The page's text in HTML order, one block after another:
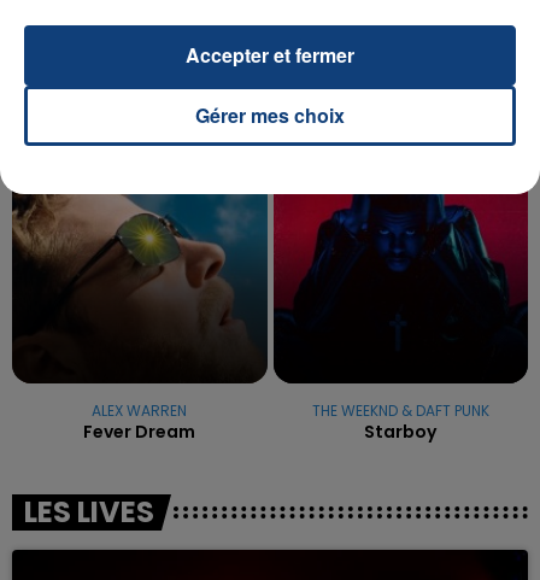
reconnu sa responsabilité et présenté ses
TITRES DIFFUSÉS
ALEX WARREN
Fever Dream
THE WEEKND & DAFT PUNK
Starboy
LES LIVES
Gérer mes choix
Accepter et fermer